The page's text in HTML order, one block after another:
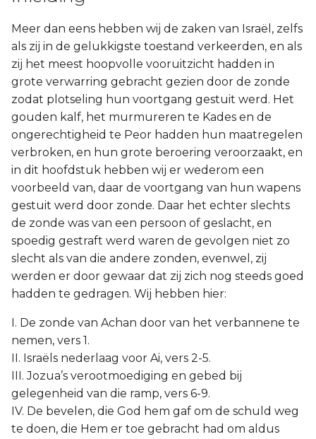
Meer dan eens hebben wij de zaken van Israël, zelfs
als zij in de gelukkigste toestand verkeerden, en als
zij het meest hoopvolle vooruitzicht hadden in
grote verwarring gebracht gezien door de zonde
zodat plotseling hun voortgang gestuit werd. Het
gouden kalf, het murmureren te Kades en de
ongerechtigheid te Peor hadden hun maatregelen
verbroken, en hun grote beroering veroorzaakt, en
in dit hoofdstuk hebben wij er wederom een
voorbeeld van, daar de voortgang van hun wapens
gestuit werd door zonde. Daar het echter slechts
de zonde was van een persoon of geslacht, en
spoedig gestraft werd waren de gevolgen niet zo
slecht als van die andere zonden, evenwel, zij
werden er door gewaar dat zij zich nog steeds goed
hadden te gedragen. Wij hebben hier:
I. De zonde van Achan door van het verbannene te
nemen, vers 1.
II. Israëls nederlaag voor Ai, vers 2-5.
III. Jozua’s verootmoediging en gebed bij
gelegenheid van die ramp, vers 6-9.
IV. De bevelen, die God hem gaf om de schuld weg
te doen, die Hem er toe gebracht had om aldus